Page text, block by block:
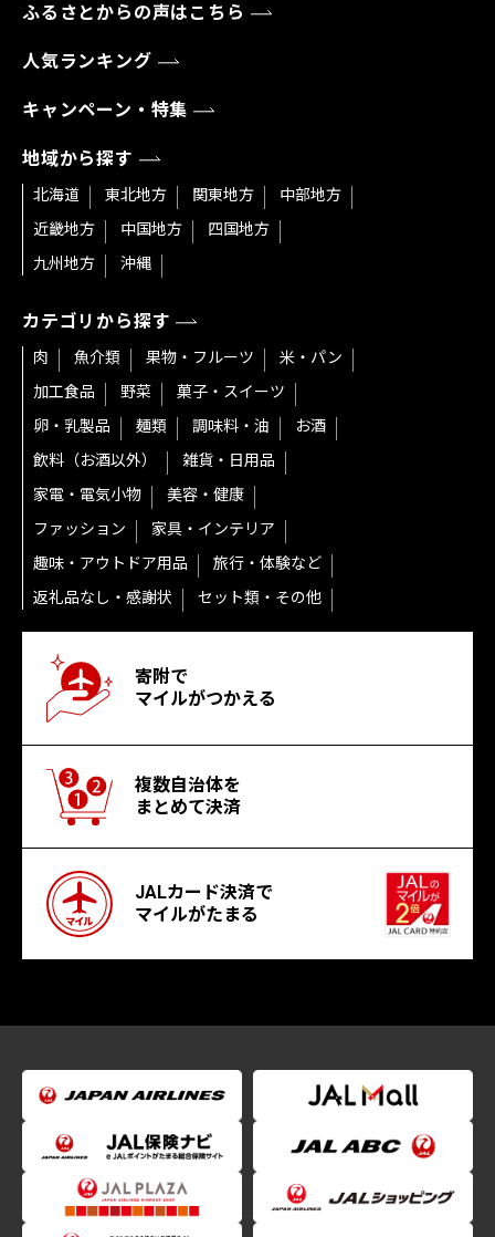
ふるさとからの声はこちら
人気ランキング
キャンペーン・特集
地域から探す
北海道 東北地方 関東地方
中部地方
近畿地方
中国地方
四国地方
九州地方
沖縄
カテゴリから探す
肉 魚介類 果物・フルーツ
米・パン
加工食品
野菜
菓子・スイーツ
卵・乳製品
麺類 調味料・油
お酒
飲料（お酒以外）
雑貨・日用品
家電・電気小物
美容・健康
ファッション
家具・インテリア
趣味・アウトドア用品
旅行・体験など
返礼品なし・感謝状
セット類・その他
寄附で
マイルがつかえる
複数自治体を
まとめて決済
JALカード決済で
マイルがたまる